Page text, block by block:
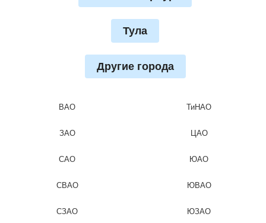
Тула
Другие города
ВАО
ЗАО
САО
СВАО
СЗАО
ТиНАО
ЦАО
ЮАО
ЮВАО
ЮЗАО